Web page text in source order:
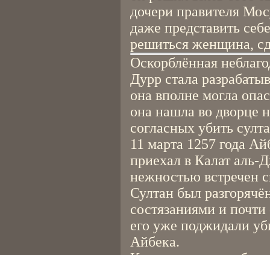
дочери правителя
даже представить
решиться женщина,
Оскорблённая
Дурр стала
она вполне могла
она нашла во дворце
согласных убить
11 марта 1257 года
приехал в Калат аль-
нежностью встречен
Султан был
состязаниями и
его уже поджидали
Айбека.